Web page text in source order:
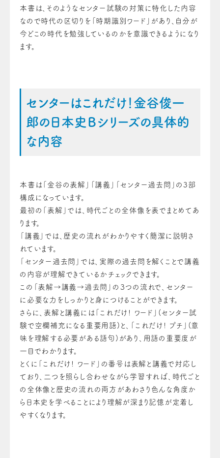
本書は、そのようなセンター試験の対策に特化した内容
なので時代の区切りを「時期識別ワード」があり、自分が
今どこの時代を勉強しているのかを意識できるようになり
ます。
センターはこれだけ！金谷俊一
郎の日本史Ｂシリーズの具体的
な内容
本書は「金谷の表解」「講義」「センター過去問」の3部
構成になっています。
最初の「表解」では、時代ごとの全体像を表でまとめてあ
ります。
「講義」では、歴史の流れがわかりやすく簡潔に説明さ
れています。
「センター過去問」では、実際の過去問を解くことで講義
の内容が理解できているかチェックできます。
この「表解→講義→過去問」の３つの流れで、センター
に必要な力をしっかりと身につけることができます。
さらに、表解と講義には「これだけ! ワード」(センター試
験で空欄補充になる重要用語)と、「これだけ! プチ」(意
味を理解する必要がある語句)があり、用語の重要度が
一目でわかります。
とくに「これだけ! ワード」の番号は表解と講義で対応し
ており、二つを照らし合わせながら学習すれば、時代ごと
の全体像と歴史の流れの両方があわさり色んな角度か
ら日本史を学べることにより理解が深まり記憶が定着し
やすくなります。